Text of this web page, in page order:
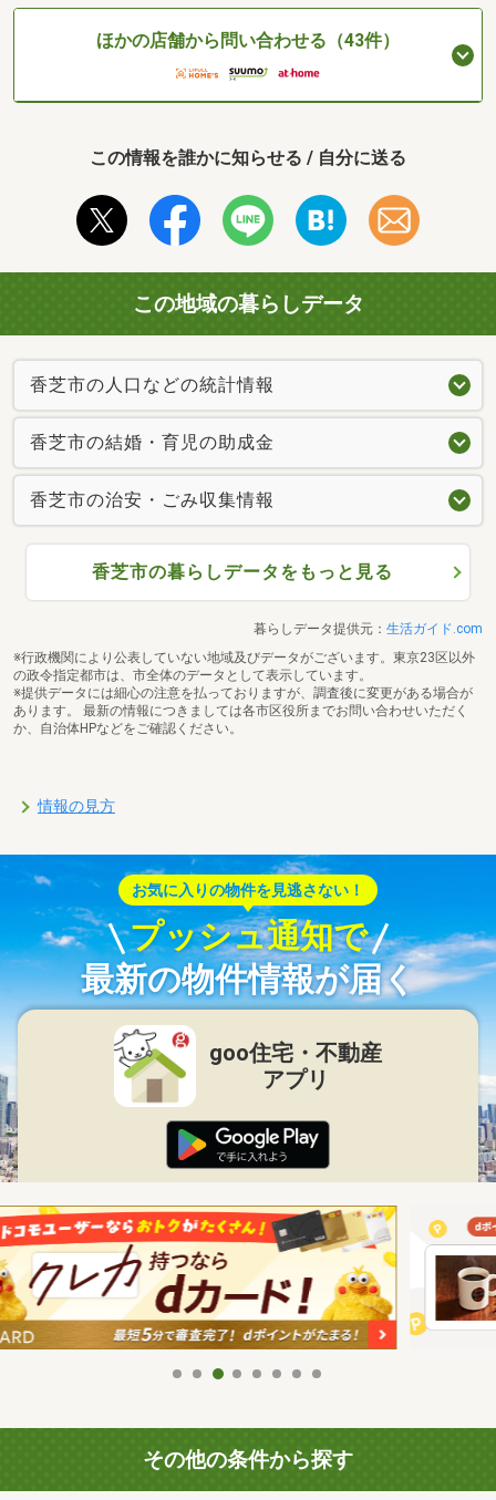
ほかの店舗から問い合わせる（43件）
この情報を誰かに知らせる / 自分に送る
この地域の暮らしデータ
香芝市の人口などの統計情報
香芝市の結婚・育児の助成金
香芝市の治安・ごみ収集情報
香芝市の暮らしデータをもっと見る
暮らしデータ提供元： 生活ガイド.com
※行政機関により公表していない地域及びデータがございます。東京23区以外
の政令指定都市は、市全体のデータとして表示しています。
※提供データには細心の注意を払っておりますが、調査後に変更がある場合が
あります。 最新の情報につきましては各市区役所までお問い合わせいただく
か、自治体HPなどをご確認ください。
情報の見方
お気に入りの物件を見逃さない！
プッシュ通知で
最新の物件情報が届く
goo住宅・不動産
アプリ
その他の条件から探す